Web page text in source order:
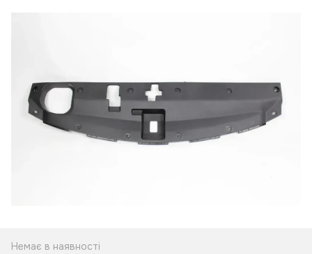
Немає в наявності